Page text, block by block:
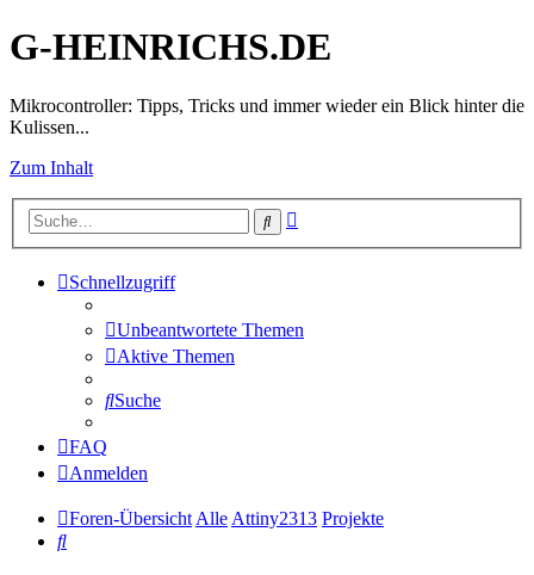
G-HEINRICHS.DE
Mikrocontroller: Tipps, Tricks und immer wieder ein Blick hinter die
Kulissen...
Zum Inhalt
Suche
Schnellzugriff
Unbeantwortete Themen
Aktive Themen
Suche
FAQ
Anmelden
Foren-ÜbersichtAlleAttiny2313 Projekte
Suche